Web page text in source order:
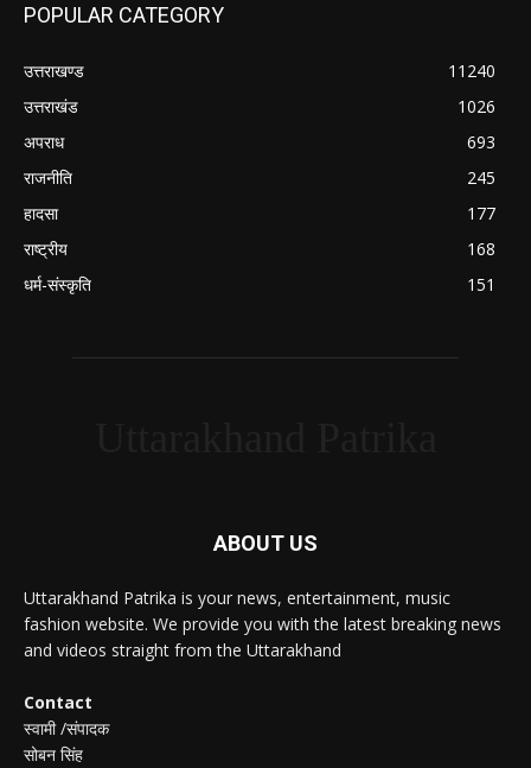
POPULAR CATEGORY
उत्तराखण्ड
11240
उत्तराखंड
1026
अपराध
693
राजनीति
245
हादसा
177
राष्ट्रीय
168
धर्म-संस्कृति
151
ABOUT US
Uttarakhand Patrika is your news, entertainment, music
fashion website. We provide you with the latest breaking news
and videos straight from the Uttarakhand
Contact
स्वामी /संपादक
सोबन सिंह